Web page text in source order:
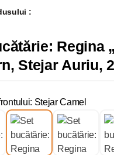
:
Regina
Stejar Auriu,
Stejar Camel